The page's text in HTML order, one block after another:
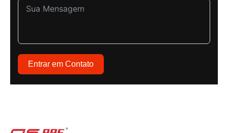
Entrar em Contato